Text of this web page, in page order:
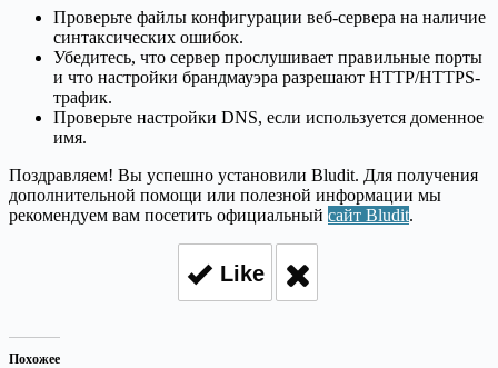
Проверьте файлы конфигурации веб-сервера на наличие
синтаксических ошибок.
Убедитесь, что сервер прослушивает правильные порты
и что настройки брандмауэра разрешают HTTP/HTTPS-
трафик.
Проверьте настройки DNS, если используется доменное
имя.
Поздравляем! Вы успешно установили Bludit. Для получения
дополнительной помощи или полезной информации мы
рекомендуем вам посетить официальный сайт Bludit.
Like
Похожее